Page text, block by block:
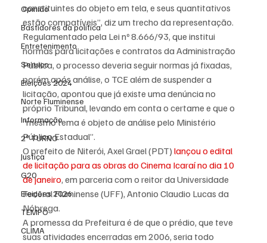
Opinião
Bastidores da política
Entretenimento
Serviço
Eleições 2024
Norte Fluminense
Informação
2º TURNO
Justiça
G20
Eleições 2026
TEMPO
CLIMA
constituintes do objeto em tela, e seus quantitativos
estão compatíveis”, diz um trecho da representação.
Regulamentado pela Lei nº 8.666/93, que institui
normas para licitações e contratos da Administração
Pública, o processo deveria seguir normas já fixadas,
porém após análise, o TCE além de suspender a
licitação, apontou que já existe uma denúncia no
próprio Tribunal, levando em conta o certame e que o
“mesmo tema é objeto de análise pelo Ministério
Público Estadual”.
O prefeito de Niterói, Axel Grael (PDT) lançou o edital
de licitação para as obras do Cinema Icaraí no dia 10
de janeiro, em parceria com o reitor da Universidade
Federal Fluminense (UFF), Antonio Claudio Lucas da
Nóbrega.
A promessa da Prefeitura é de que o prédio, que teve
suas atividades encerradas em 2006, seria todo